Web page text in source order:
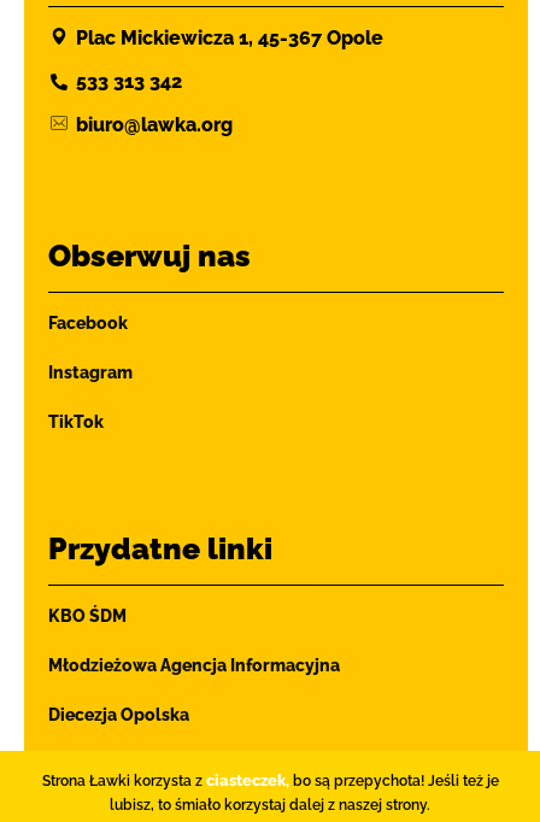
Plac Mickiewicza 1, 45-367 Opole
533 313 342
biuro@lawka.org
Obserwuj nas
Facebook
Instagram
TikTok
Przydatne linki
KBO ŚDM
Młodzieżowa Agencja Informacyjna
Diecezja Opolska
Strona Ławki korzysta z ciasteczek,bo są przepychota! Jeśli też je
lubisz, to śmiało korzystaj dalej z naszej strony.